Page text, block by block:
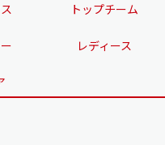
トップチーム
レディース